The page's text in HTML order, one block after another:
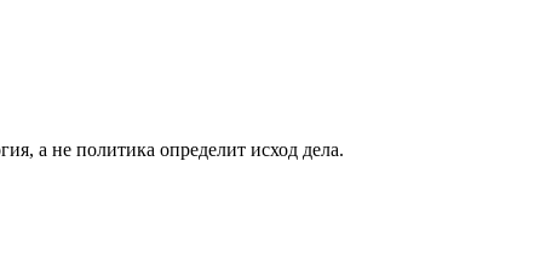
а не политика определит исход дела.